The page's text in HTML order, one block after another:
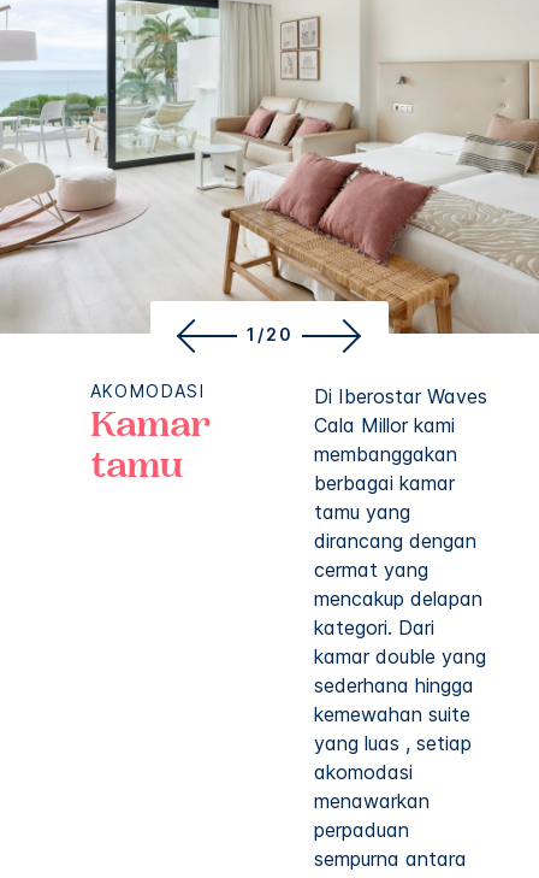
1/20
AKOMODASI
Kamar
tamu
Di Iberostar Waves
Cala Millor kami
membanggakan
berbagai kamar
tamu yang
dirancang dengan
cermat yang
mencakup delapan
kategori. Dari
kamar double yang
sederhana hingga
kemewahan suite
yang luas , setiap
akomodasi
menawarkan
perpaduan
sempurna antara